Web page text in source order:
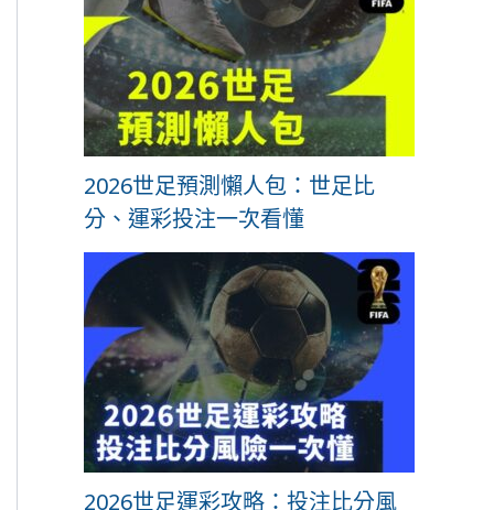
2026世足預測懶人包：世足比
分、運彩投注一次看懂
2026世足運彩攻略：投注比分風